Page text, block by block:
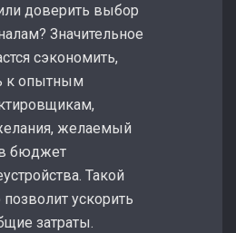
доверить выбор
Значительное
сэкономить,
к опытным
желаемый
бюджет
Такой
ускорить
затраты.